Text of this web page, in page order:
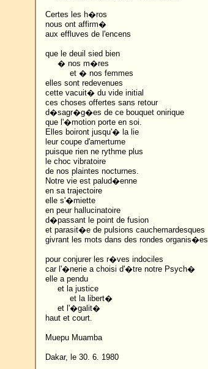
Certes les h�ros
nous ont affirm�
aux effluves de l'encens
que le deuil sied bien
� nos m�res
et � nos femmes
elles sont redevenues
cette vacuit� du vide initial
ces choses offertes sans retour
d�sagr�g�es de ce bouquet onirique
que l'�motion porte en soi.
Elles boiront jusqu'� la lie
leur coupe d'amertume
puisque rien ne rythme plus
le choc vibratoire
de nos plaintes nocturnes.
Notre vie est palud�enne
en sa trajectoire
elle s'�miette
en peur hallucinatoire
d�passant le point de fusion
et parasit�e de pulsions cauchemardesques
givrant les mots dans des rondes organis�es
pour conjurer les r�ves indociles
car l'�nerie a choisi d'�tre notre Psych�
elle a pendu
et la justice
et la libert�
et l'�galit�
haut et court.
Muepu Muamba
Dakar, le 30. 6. 1980